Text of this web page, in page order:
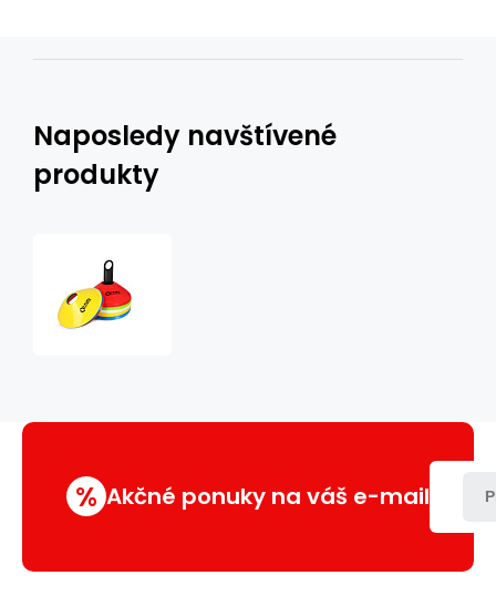
Naposledy navštívené
produkty
% Akčné ponuky na váš e-mail